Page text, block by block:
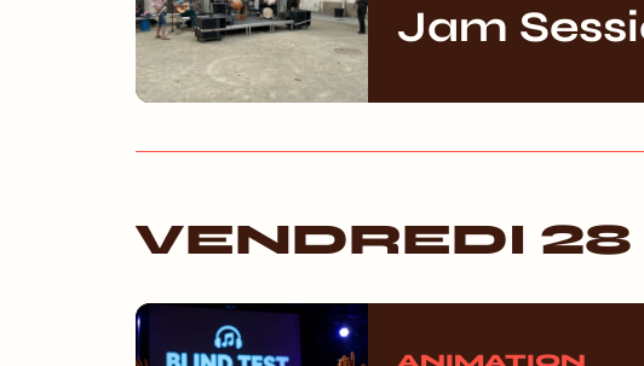
Jam
VENDREDI 28
ANIMATION